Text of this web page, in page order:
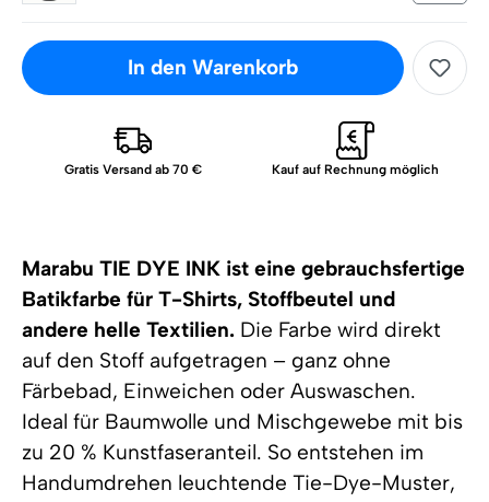
Marabu TIE DYE INK ist eine gebrauchsfertige
Batikfarbe für T-Shirts, Stoffbeutel und
andere helle Textilien. Die Farbe wird direkt
auf den Stoff aufgetragen – ganz ohne
Färbebad, Einweichen oder Auswaschen.
Ideal für Baumwolle und Mischgewebe mit bis
zu 20 % Kunstfaseranteil. So entstehen im
Handumdrehen leuchtende Tie-Dye-Muster,
In den Warenkorb
Gratis Versand ab 70 € Kauf auf Rechnung möglich